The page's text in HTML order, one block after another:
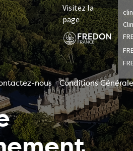
Visitez la
page
nous Conditions